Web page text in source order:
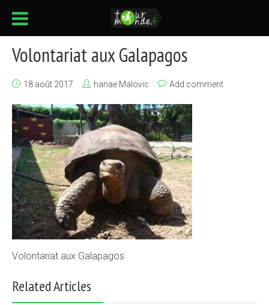
Volontariat aux Galapagos
18 août 2017 hanae Malovic Add comment
Volontariat aux Galapagos
Related Articles